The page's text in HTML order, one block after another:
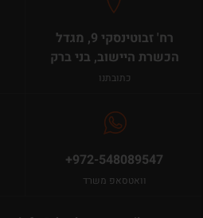
רח' זבוטינסקי 9, מגדל
הכשרת היישוב, בני ברק
כתובתנו
+972-548089547
וואטסאפ משרד